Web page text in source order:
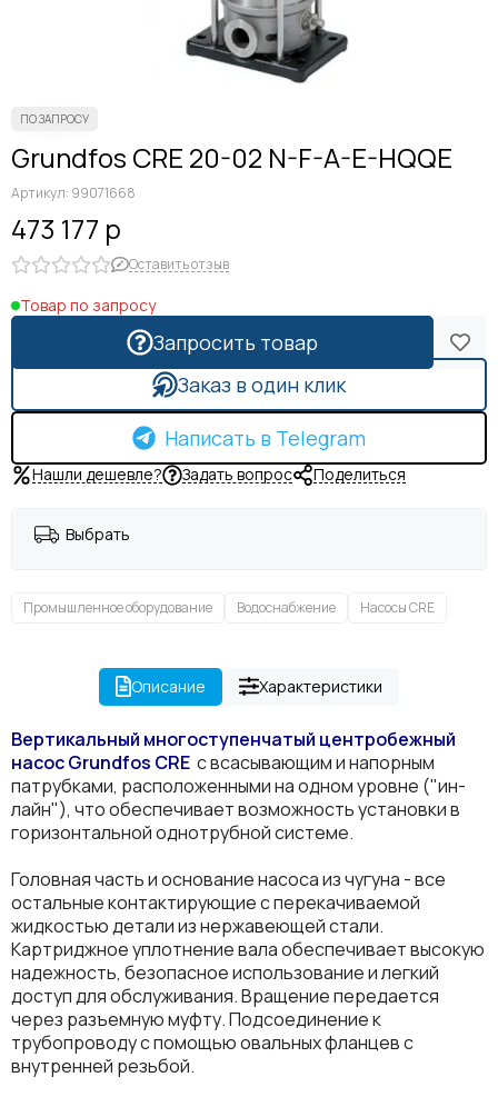
Grundfos CRE 20-02 N-F-A-E-HQQE
Артикул: 99071668
473 177 р
Оставить отзыв
Товар по запросу
Запросить товар
Заказ в один клик
Написать в Telegram
Нашли дешевле? Задать вопрос Поделиться
Выбрать
Промышленное оборудование Водоснабжение Насосы CRE
Описание Характеристики
Вертикальный многоступенчатый центробежный
насос Grundfos CRE с всасывающим и напорным
патрубками, расположенными на одном уровне ("ин-
лайн"), что обеспечивает возможность установки в
горизонтальной однотрубной системе.
Головная часть и основание насоса из чугуна - все
остальные контактирующие с перекачиваемой
жидкостью детали из нержавеющей стали.
Картриджное уплотнение вала обеспечивает высокую
надежность, безопасное использование и легкий
доступ для обслуживания. Вращение передается
через разъемную муфту. Подсоединение к
трубопроводу с помощью овальных фланцев с
внутренней резьбой.